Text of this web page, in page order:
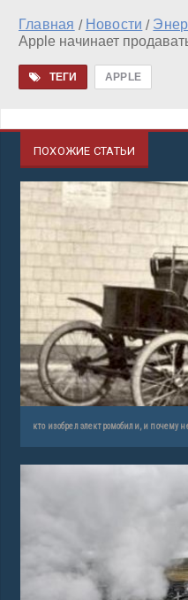
Главная / Новости /
Apple начинает
ТЕГИ APPLE
ПОХОЖИЕ СТАТЬИ
кто изобрел электромобили, и почему